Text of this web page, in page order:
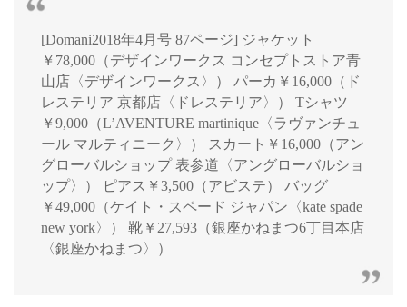
[Domani2018年4月号 87ページ] ジャケット
￥78,000（デザインワークス コンセプトストア青
山店〈デザインワークス〉） パーカ￥16,000（ド
レステリア 京都店〈ドレステリア〉） Tシャツ
￥9,000（L’AVENTURE martinique〈ラヴァンチュ
ール マルティニーク〉） スカート￥16,000（アン
グローバルショップ 表参道〈アングローバルショ
ップ〉） ピアス￥3,500（アビステ） バッグ
￥49,000（ケイト・スペード ジャパン〈kate spade
new york〉） 靴￥27,593（銀座かねまつ6丁目本店
〈銀座かねまつ〉）